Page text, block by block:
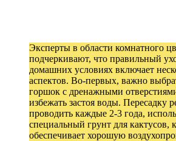
Эксперты в области комнатного
подчеркивают, что правильный
домашних условиях включает
аспектов. Во-первых, важно
горшок с дренажными
избежать застоя воды. Пересадку
проводить каждые 2-3 года,
специальный грунт для кактусов,
обеспечивает хорошую